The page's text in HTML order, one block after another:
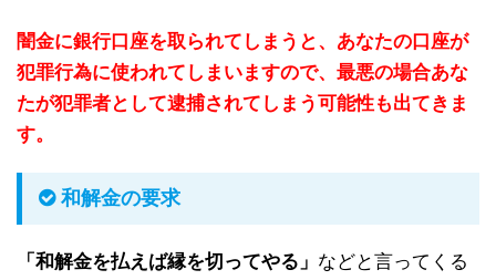
闇金に銀行口座を取られてしまうと、あなたの口座が
犯罪行為に使われてしまいますので、最悪の場合あな
たが犯罪者として逮捕されてしまう可能性も出てきま
す。
和解金の要求
「和解金を払えば縁を切ってやる」 などと言ってくる